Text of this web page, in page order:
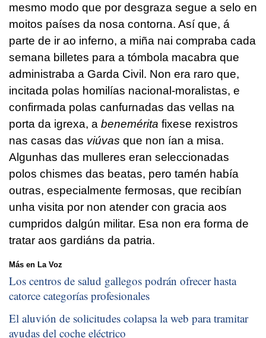
mesmo modo que por desgraza segue a selo en
moitos países da nosa contorna. Así que, á
parte de ir ao inferno, a miña nai compraba cada
semana billetes para a tómbola macabra que
administraba a Garda Civil. Non era raro que,
incitada polas homilías nacional-moralistas, e
confirmada polas canfurnadas das vellas na
porta da igrexa, a benemérita fixese rexistros
nas casas das viúvas que non ían a misa.
Algunhas das mulleres eran seleccionadas
polos chismes das beatas, pero tamén había
outras, especialmente fermosas, que recibían
unha visita por non atender con gracia aos
cumpridos dalgún militar. Esa non era forma de
tratar aos gardiáns da patria.
Más en La Voz
Los centros de salud gallegos podrán ofrecer hasta
catorce categorías profesionales
El aluvión de solicitudes colapsa la web para tramitar
ayudas del coche eléctrico